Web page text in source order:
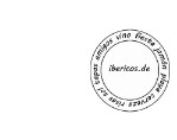
Zum Hauptinhalt